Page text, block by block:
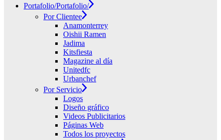
Portafolio/Portafolio/
Por Clientee
Anamonterrey
Oishii Ramen
Jadima
Kitsfiesta
Magazine al día
Unitedfc
Urbanchef
Por Servicio
Logos
Diseño gráfico
Videos Publicitarios
Páginas Web
Todos los proyectos